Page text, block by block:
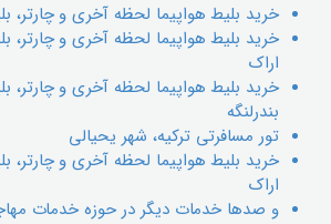
خريد بليط هواپيما لحظه آخري و چارتر،
خريد بليط هواپيما لحظه آخري و چارتر،
اراک
خريد بليط هواپيما لحظه آخري و چارتر،
بندرلنگه
تور مسافرتی ترکیه، شهر یحیالی
خريد بليط هواپيما لحظه آخري و چارتر،
اراک
و صدها خدمات دیگر در حوزه خدمات